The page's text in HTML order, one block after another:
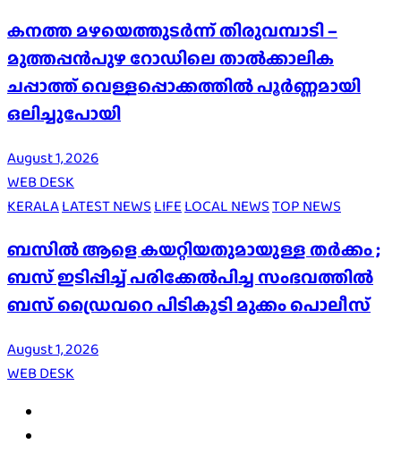
കനത്ത മഴയെത്തുടർന്ന് തിരുവമ്പാടി –
മുത്തപ്പൻപുഴ റോഡിലെ താൽക്കാലിക
ചപ്പാത്ത് വെള്ളപ്പൊക്കത്തിൽ പൂർണ്ണമായി
ഒലിച്ചുപോയി
August 1, 2026
WEB DESK
KERALALATEST NEWSLIFELOCAL NEWSTOP NEWS
ബസിൽ ആളെ കയറ്റിയതുമായുള്ള തർക്കം ;
ബസ് ഇടിപ്പിച്ച് പരിക്കേൽപിച്ച സംഭവത്തിൽ
ബസ് ഡ്രൈവറെ പിടികൂടി മുക്കം പൊലീസ്
August 1, 2026
WEB DESK